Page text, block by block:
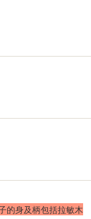
的身及柄包括拉敏木